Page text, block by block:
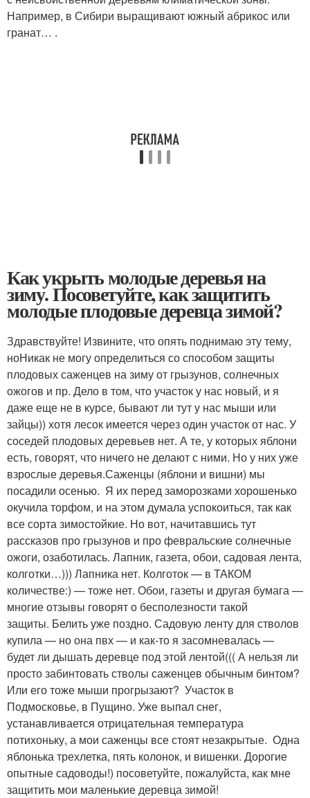
Например, в Сибири выращивают южный абрикос или
гранат… .
Как укрыть молодые деревья на
зиму. Посоветуйте, как защитить
молодые плодовые деревца зимой?
Здравствуйте! Извините, что опять поднимаю эту тему,
ноНикак не могу определиться со способом защиты
плодовых саженцев на зиму от грызунов, солнечных
ожогов и пр. Дело в том, что участок у нас новый, и я
даже еще не в курсе, бывают ли тут у нас мыши или
зайцы)) хотя лесок имеется через один участок от нас. У
соседей плодовых деревьев нет. А те, у которых яблони
есть, говорят, что ничего не делают с ними. Но у них уже
взрослые деревья.Саженцы (яблони и вишни) мы
посадили осенью. Я их перед заморозками хорошенько
окучила торфом, и на этом думала успокоиться, так как
все сорта зимостойкие. Но вот, начитавшись тут
рассказов про грызунов и про февральские солнечные
ожоги, озаботилась. Лапник, газета, обои, садовая лента,
колготки…))) Лапника нет. Колготок — в ТАКОМ
количестве:) — тоже нет. Обои, газеты и другая бумага —
многие отзывы говорят о бесполезности такой
защиты. Белить уже поздно. Садовую ленту для стволов
купила — но она пвх — и как-то я засомневалась —
будет ли дышать деревце под этой лентой((( А нельзя ли
просто забинтовать стволы саженцев обычным бинтом?
Или его тоже мыши прогрызают? Участок в
Подмосковье, в Пущино. Уже выпал снег,
устанавливается отрицательная температура
потихоньку, а мои саженцы все стоят незакрытые. Одна
яблонька трехлетка, пять колонок, и вишенки. Дорогие
опытные садоводы!) посоветуйте, пожалуйста, как мне
защитить мои маленькие деревца зимой!